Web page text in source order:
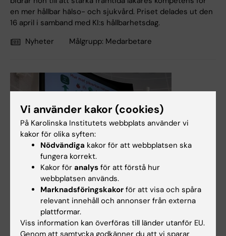
en mer hållbar hälso- och sjukvård. Priset delades ut den
16 april i samband med KI:s hållbarhetsdag.
Nyheter
Målgrupp: Medarbetare
22 apr 2026
KI:s hållbarhetsdag 2026: Matens betydelse för hälsa och
miljö
Vi använder kakor (cookies)
På Karolinska Institutets webbplats använder vi
kakor för olika syften:
Nödvändiga kakor för att webbplatsen ska
fungera korrekt.
Kakor för analys för att förstå hur
webbplatsen används.
Marknadsföringskakor för att visa och spåra
relevant innehåll och annonser från externa
plattformar.
Viss information kan överföras till länder utanför EU.
Genom att samtycka godkänner du att vi sparar